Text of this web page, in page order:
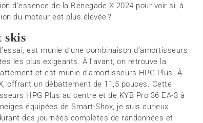
d’essence de la Renegade X 2024 pour voir si, à
du moteur est plus élevée ?
skis
est munie d’une combinaison d’amortisseurs
les plus exigeants. À l’avant, on retrouve la
et est munie d’amortisseurs HPG Plus. À
offrant un débattement de 11,5 pouces. Cette
HPG Plus au centre et de KYB Pro 36 EA-3 à
équipées de Smart-Shox, je suis curieux
des journées complètes de randonnées et